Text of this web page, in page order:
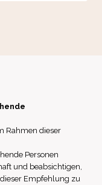
Rahmen dieser
Personen
und beabsichtigen,
Empfehlung zu